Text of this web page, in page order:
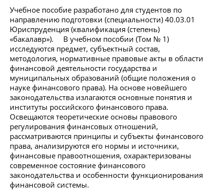
Учебное пособие разработано для студентов по
направлению подготовки (специальности) 40.03.01
Юриспруденция (квалификация (степень)
«бакалавр»). В учебном пособии (Том № 1)
исследуются предмет, субъектный состав,
методология, нормативные правовые акты в области
финансовой деятельности государства и
муниципальных образований (общие положения о
науке финансового права). На основе новейшего
законодательства излагаются основные понятия и
институты российского финансового права.
Освещаются теоретические основы правового
регулирования финансовых отношений,
рассматриваются принципы и субъекты финансового
права, анализируются его нормы и источники,
финансовые правоотношения, охарактеризованы
современное состояние финансового
законодательства и особенности функционирования
финансовой системы.